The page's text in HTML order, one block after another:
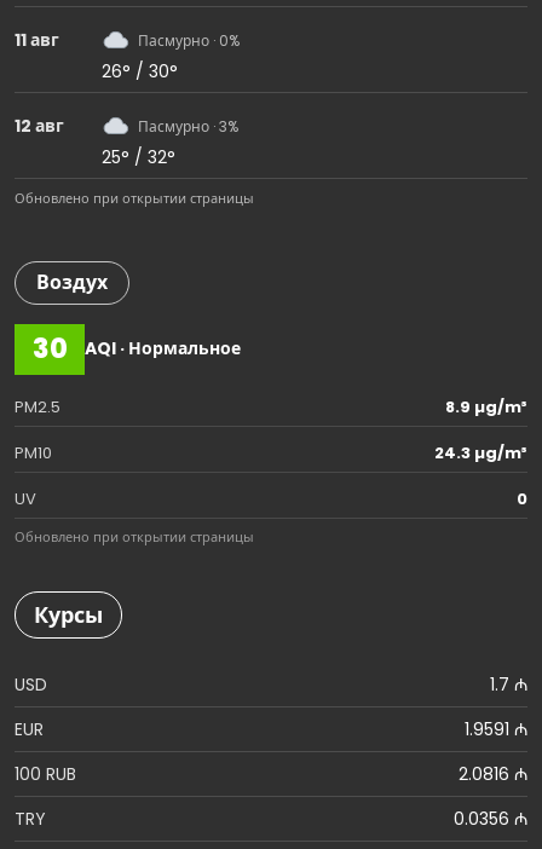
11 авг Пасмурно · 0%
26° / 30°
12 авг Пасмурно · 3%
25° / 32°
Обновлено при открытии страницы
Воздух
30 AQI · Нормальное
PM2.5
8.9 µg/m³
PM10
24.3 µg/m³
UV
0
Обновлено при открытии страницы
Курсы
USD
1.7 ₼
EUR
1.9591 ₼
100 RUB
2.0816 ₼
TRY
0.0356 ₼